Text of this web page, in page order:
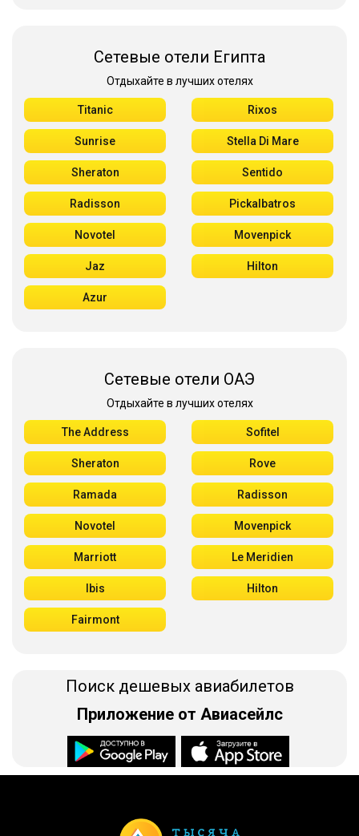
Сетевые отели Египта
Отдыхайте в лучших отелях
Titanic Rixos
Sunrise Stella Di Mare
Sheraton Sentido
Radisson Pickalbatros
Novotel Movenpick
Jaz Hilton
Azur
Сетевые отели ОАЭ
Отдыхайте в лучших отелях
The Address Sofitel
Sheraton Rove
Ramada Radisson
Novotel Movenpick
Marriott Le Meridien
Ibis Hilton
Fairmont
Поиск дешевых авиабилетов
Приложение от Авиасейлс